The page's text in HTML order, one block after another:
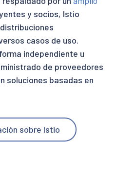
y socios, Istio
casos de uso.
independiente u
de proveedores
soluciones basadas en
sobre Istio